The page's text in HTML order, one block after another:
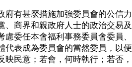
府有甚麼措施加強委員會的公信
、商界和親政府人士的政治交易
慮委任本會福利事務委員會委員
代表成為委員會的當然委員，以
映民意；若會，何時執行；若否